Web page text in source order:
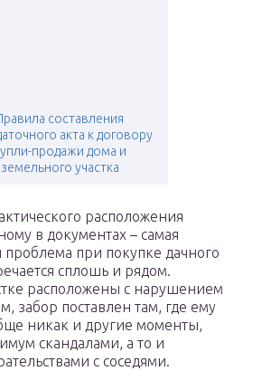
составления
акта к договору
продажи дома и
земельного участка
расположения
в документах – самая
проблема при покупке дачного
сплошь и рядом.
расположены с нарушением
забор поставлен там, где ему
никак и другие моменты,
скандалами, а то и
с соседями.